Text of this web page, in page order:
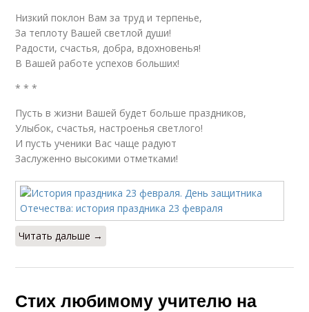
Низкий поклон Вам за труд и терпенье,
За теплоту Вашей светлой души!
Радости, счастья, добра, вдохновенья!
В Вашей работе успехов больших!
* * *
Пусть в жизни Вашей будет больше праздников,
Улыбок, счастья, настроенья светлого!
И пусть ученики Вас чаще радуют
Заслуженно высокими отметками!
Читать дальше →
Стих любимому учителю на